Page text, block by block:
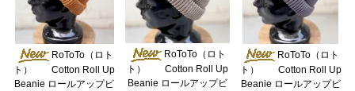
RoToTo（ロト
ト） Cotton Roll Up
Beanie ロールアップビ
RoToTo（ロト
ト） Cotton Roll Up
Beanie ロールアップビ
RoToTo（ロト
ト） Cotton Roll Up
Beanie ロールアップビ